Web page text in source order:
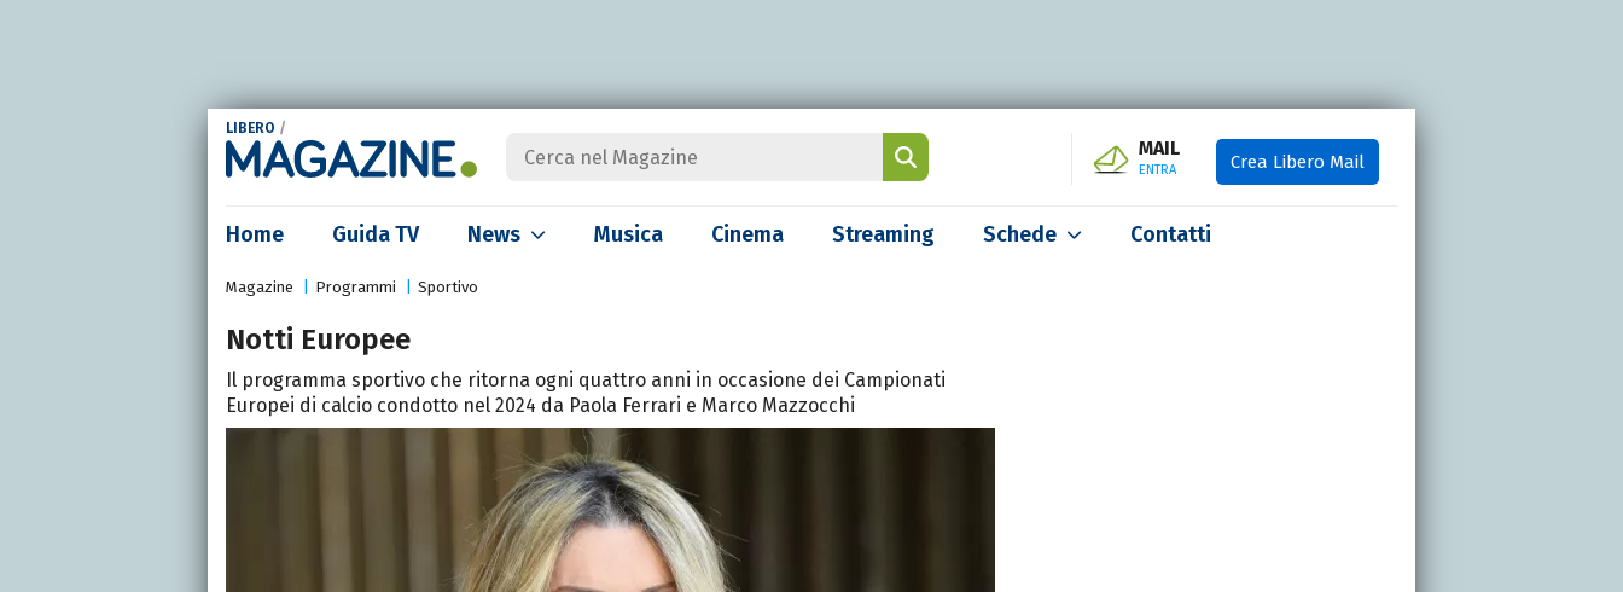
LIBERO /
MAIL
ENTRA Crea Libero Mail
Home Guida TV News Musica Cinema Streaming Schede Contatti
Magazine Programmi Sportivo
Notti Europee
Il programma sportivo che ritorna ogni quattro anni in occasione dei Campionati
Europei di calcio condotto nel 2024 da Paola Ferrari e Marco Mazzocchi